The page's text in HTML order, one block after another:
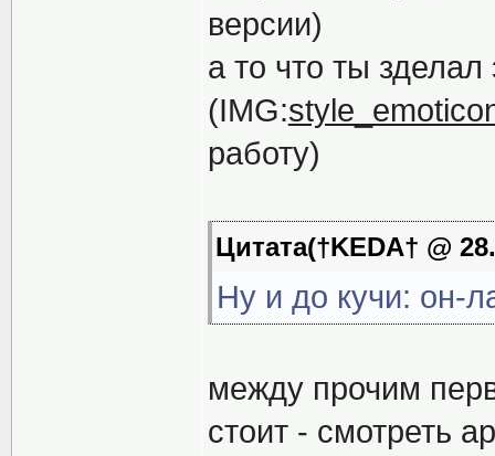
версии)
а то что ты зделал
(IMG:
работу)
Цитата(†KEDA† @
Ну и до кучи: он-
между прочим
стоит - смотреть